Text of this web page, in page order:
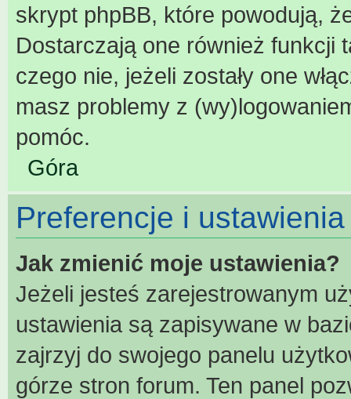
skrypt phpBB, które powodują,
Dostarczają one również funkcji
czego nie, jeżeli zostały one
masz problemy z
pomóc.
Góra
Preferencje i
Jak zmienić moje ustawienia?
Jeżeli jesteś zarejestrowanym
ustawienia są zapisywane w
zajrzyj do swojego panelu
górze stron forum. Ten panel